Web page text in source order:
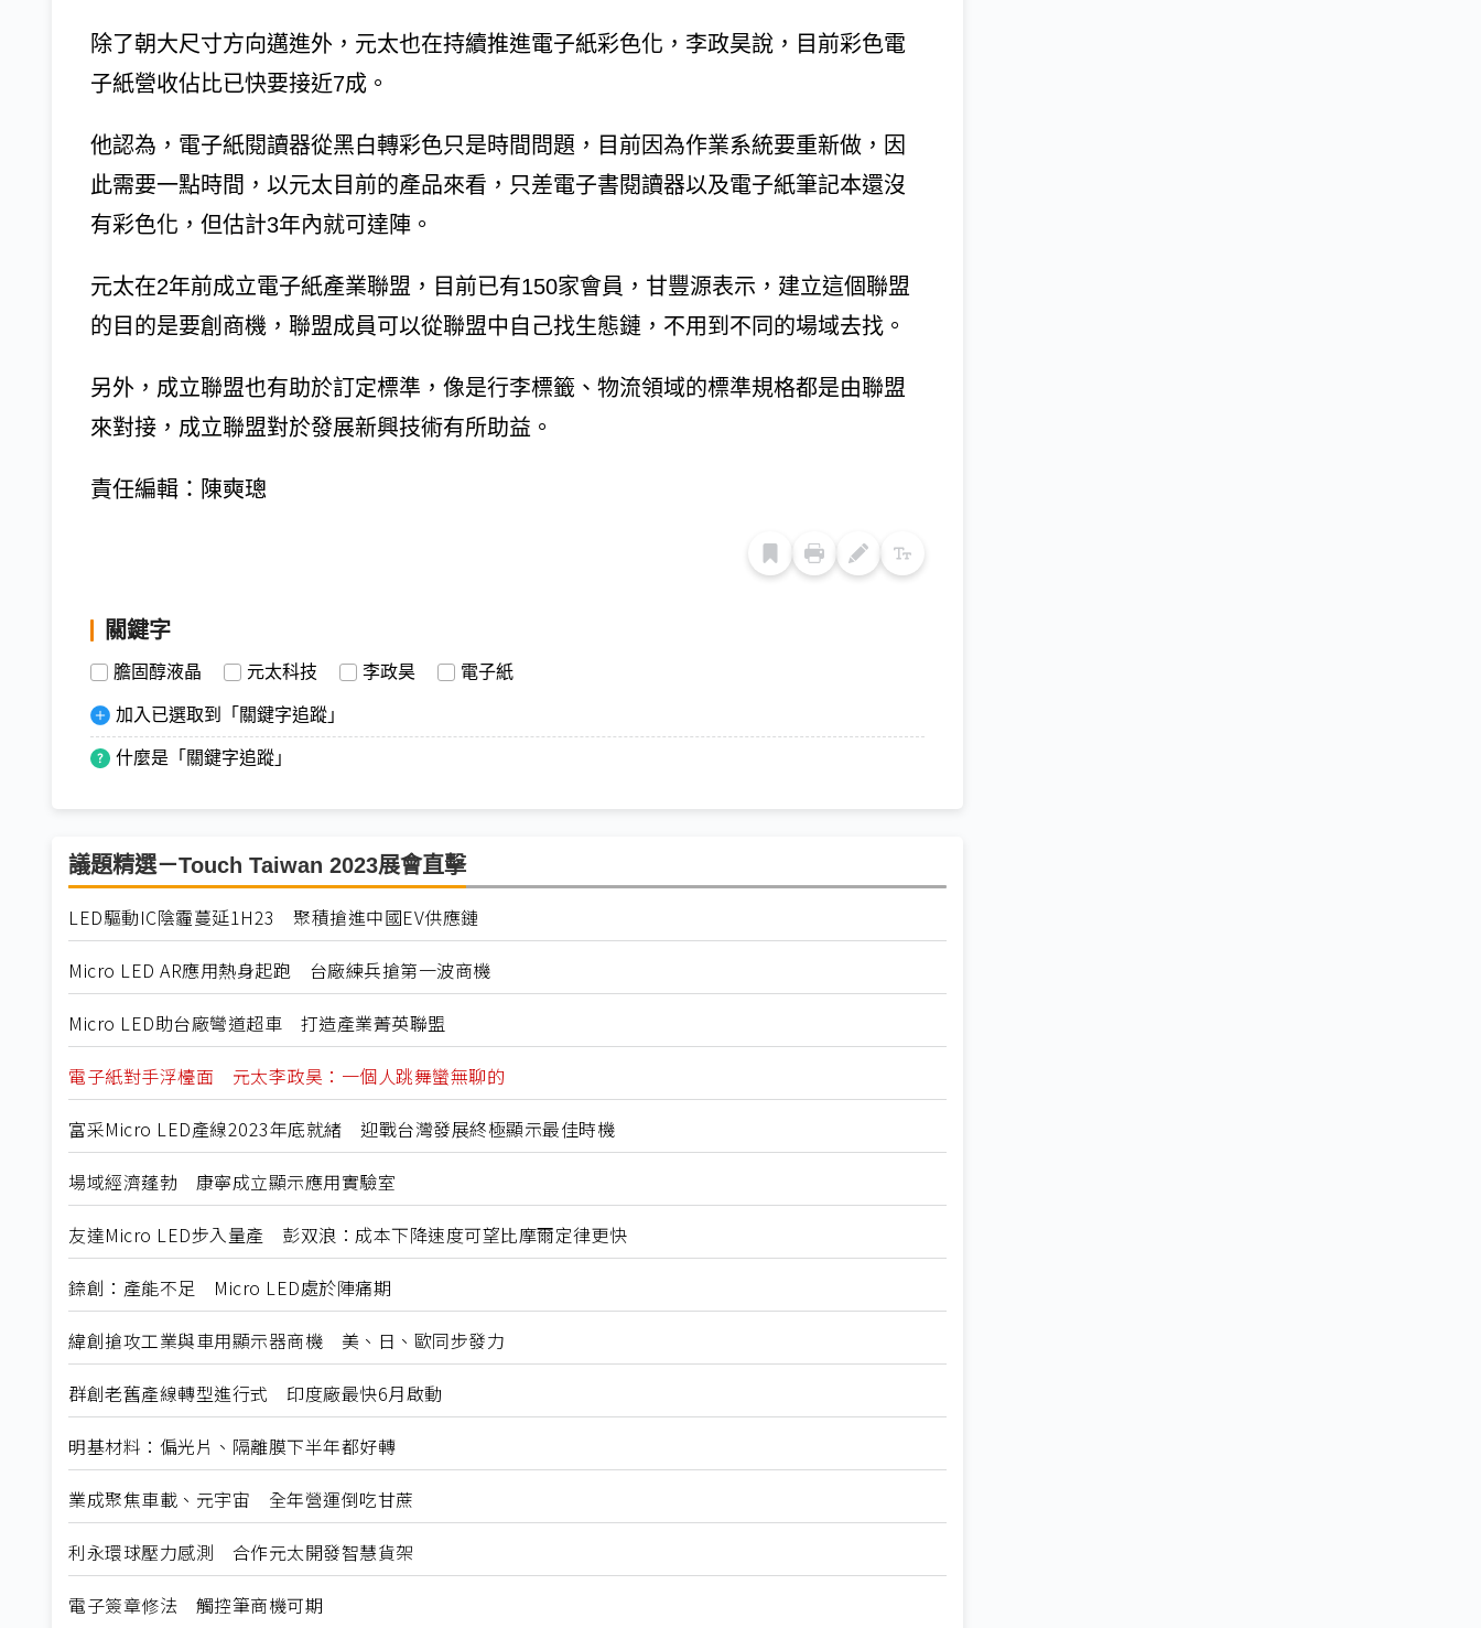
除了朝大尺寸方向邁進外，元太也在持續推進電子紙彩色化，李政昊說，目前彩色電
子紙營收佔比已快要接近7成。
他認為，電子紙閱讀器從黑白轉彩色只是時間問題，目前因為作業系統要重新做，因
此需要一點時間，以元太目前的產品來看，只差電子書閱讀器以及電子紙筆記本還沒
有彩色化，但估計3年內就可達陣。
元太在2年前成立電子紙產業聯盟，目前已有150家會員，甘豐源表示，建立這個聯盟
的目的是要創商機，聯盟成員可以從聯盟中自己找生態鏈，不用到不同的場域去找。
另外，成立聯盟也有助於訂定標準，像是行李標籤、物流領域的標準規格都是由聯盟
來對接，成立聯盟對於發展新興技術有所助益。
責任編輯：陳奭璁
關鍵字
膽固醇液晶 元太科技 李政昊 電子紙
加入已選取到「關鍵字追蹤」
什麼是「關鍵字追蹤」
議題精選－Touch Taiwan 2023展會直擊
LED驅動IC陰霾蔓延1H23 聚積搶進中國EV供應鏈
Micro LED AR應用熱身起跑 台廠練兵搶第一波商機
Micro LED助台廠彎道超車 打造產業菁英聯盟
電子紙對手浮檯面 元太李政昊：一個人跳舞蠻無聊的
富采Micro LED產線2023年底就緒 迎戰台灣發展終極顯示最佳時機
場域經濟蓬勃 康寧成立顯示應用實驗室
友達Micro LED步入量產 彭双浪：成本下降速度可望比摩爾定律更快
錼創：產能不足 Micro LED處於陣痛期
緯創搶攻工業與車用顯示器商機 美、日、歐同步發力
群創老舊產線轉型進行式 印度廠最快6月啟動
明基材料：偏光片、隔離膜下半年都好轉
業成聚焦車載、元宇宙 全年營運倒吃甘蔗
利永環球壓力感測 合作元太開發智慧貨架
電子簽章修法 觸控筆商機可期